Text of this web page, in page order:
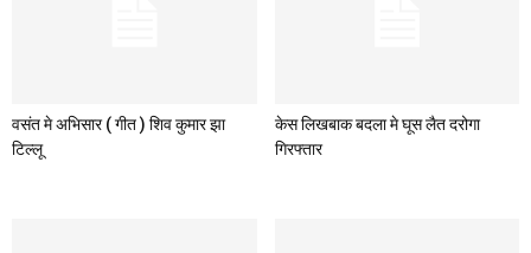
वसंत मे अभिसार ( गीत ) शिव कुमार झा
टिल्लू
केस लिखबाक बदला मे घूस लैत दरोगा
गिरफ्तार